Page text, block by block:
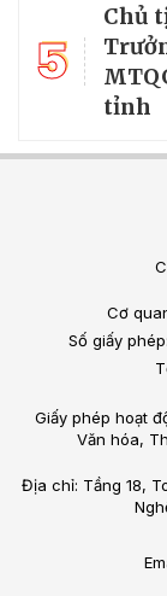
5
Chủ
tỉnh
Cơ
Số giấy
Giấy phép hoạt
Văn hóa,
Địa chỉ: Tầng 18,